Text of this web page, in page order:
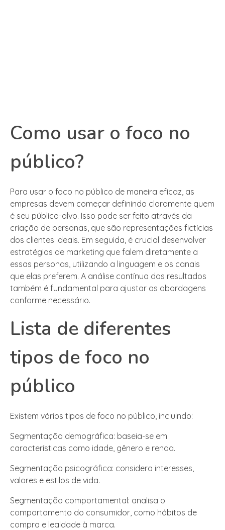
Como usar o foco no
público?
Para usar o foco no público de maneira eficaz, as
empresas devem começar definindo claramente quem
é seu público-alvo. Isso pode ser feito através da
criação de personas, que são representações fictícias
dos clientes ideais. Em seguida, é crucial desenvolver
estratégias de marketing que falem diretamente a
essas personas, utilizando a linguagem e os canais
que elas preferem. A análise contínua dos resultados
também é fundamental para ajustar as abordagens
conforme necessário.
Lista de diferentes
tipos de foco no
público
Existem vários tipos de foco no público, incluindo:
Segmentação demográfica: baseia-se em
características como idade, gênero e renda.
Segmentação psicográfica: considera interesses,
valores e estilos de vida.
Segmentação comportamental: analisa o
comportamento do consumidor, como hábitos de
compra e lealdade à marca.